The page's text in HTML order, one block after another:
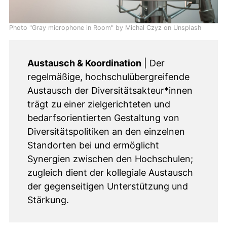
Photo "Gray microphone in Room" by Michal Czyz on Unsplash
Austausch & Koordination | Der
regelmäßige, hochschulübergreifende
Austausch der Diversitätsakteur*innen
trägt zu einer zielgerichteten und
bedarfsorientierten Gestaltung von
Diversitätspolitiken an den einzelnen
Standorten bei und ermöglicht
Synergien zwischen den Hochschulen;
zugleich dient der kollegiale Austausch
der gegenseitigen Unterstützung und
Stärkung.